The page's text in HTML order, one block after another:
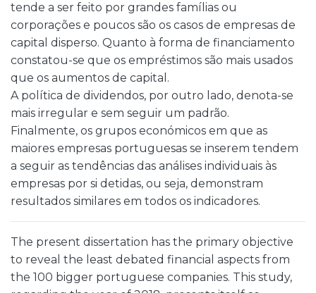
tende a ser feito por grandes famílias ou
corporações e poucos são os casos de empresas de
capital disperso. Quanto à forma de financiamento
constatou-se que os empréstimos são mais usados
que os aumentos de capital.
A política de dividendos, por outro lado, denota-se
mais irregular e sem seguir um padrão.
Finalmente, os grupos económicos em que as
maiores empresas portuguesas se inserem tendem
a seguir as tendências das análises individuais às
empresas por si detidas, ou seja, demonstram
resultados similares em todos os indicadores.
The present dissertation has the primary objective
to reveal the least debated financial aspects from
the 100 bigger portuguese companies. This study,